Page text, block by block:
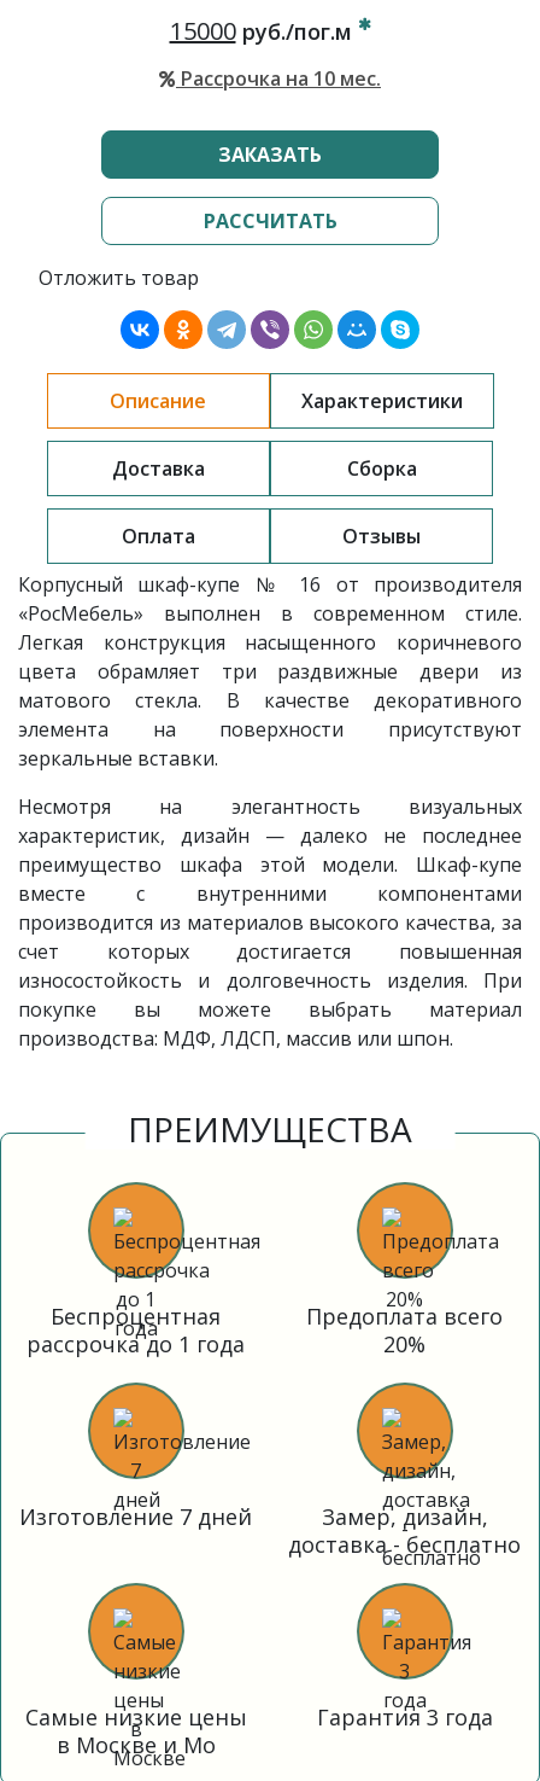
15000руб./пог.м
Рассрочка на 10 мес.
ЗАКАЗАТЬ
РАССЧИТАТЬ
Отложить товар
Описание Характеристики
Доставка Сборка
Оплата
Отзывы
Корпусный шкаф-купе № 16 от производителя
«РосМебель» выполнен в современном стиле.
Легкая конструкция насыщенного коричневого
цвета обрамляет три раздвижные двери из
матового стекла. В качестве декоративного
элемента на поверхности присутствуют
зеркальные вставки.
Несмотря на элегантность визуальных
характеристик, дизайн — далеко не последнее
преимущество шкафа этой модели. Шкаф-купе
вместе с внутренними компонентами
производится из материалов высокого качества, за
счет которых достигается повышенная
износостойкость и долговечность изделия. При
покупке вы можете выбрать материал
производства: МДФ, ЛДСП, массив или шпон.
ПРЕИМУЩЕСТВА
Беспроцентная
рассрочка до 1 года
Предоплата всего
20%
Изготовление 7 дней
Замер, дизайн,
доставка - бесплатно
Самые низкие цены
в Москве и Мо
Гарантия 3 года